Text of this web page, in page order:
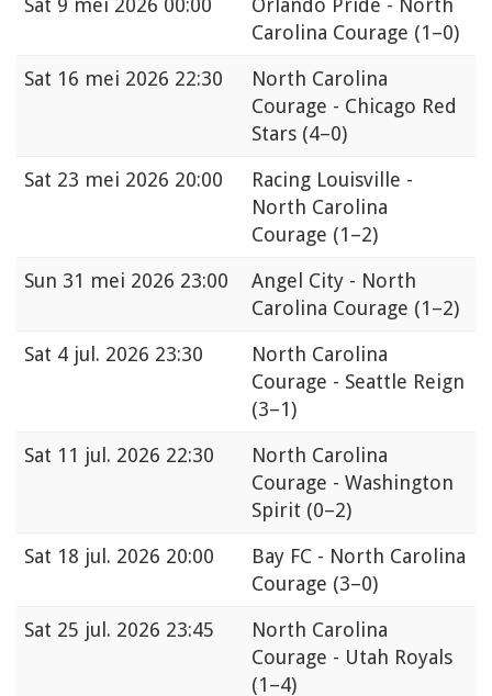
Sat 9 mei 2026 00:00
Orlando Pride - North
Carolina Courage (1–0)
Sat 16 mei 2026 22:30
North Carolina
Courage - Chicago Red
Stars (4–0)
Sat 23 mei 2026 20:00
Racing Louisville -
North Carolina
Courage (1–2)
Sun 31 mei 2026 23:00
Angel City - North
Carolina Courage (1–2)
Sat 4 jul. 2026 23:30
North Carolina
Courage - Seattle Reign
(3–1)
Sat 11 jul. 2026 22:30
North Carolina
Courage - Washington
Spirit (0–2)
Sat 18 jul. 2026 20:00
Bay FC - North Carolina
Courage (3–0)
Sat 25 jul. 2026 23:45
North Carolina
Courage - Utah Royals
(1–4)